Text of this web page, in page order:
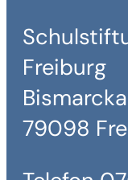
Freiburg
79098